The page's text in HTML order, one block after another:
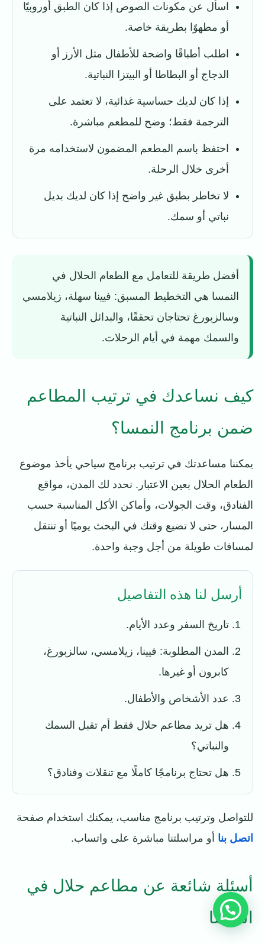
اسأل عن مكونات الصوص إذا كان الطبق أوروبيًا
أو مطهوًا بطريقة خاصة.
اطلب أطباقًا واضحة للأطفال مثل الأرز أو
الدجاج أو البطاطا أو البيتزا النباتية.
إذا كان لديك حساسية غذائية، لا تعتمد على
الترجمة فقط؛ وضح للمطعم مباشرة.
احتفظ باسم المطعم المضمون لاستخدامه مرة
أخرى خلال الرحلة.
لا تخاطر بطبق غير واضح إذا كان لديك بديل
نباتي أو سمك.
أفضل طريقة للتعامل مع الطعام الحلال في
النمسا هي التخطيط المسبق: فيينا سهلة، زيلامسي
وسالزبورغ تحتاجان تحققًا، والبدائل النباتية
والسمك مهمة في أيام الرحلات.
كيف نساعدك في ترتيب المطاعم
ضمن برنامج النمسا؟
يمكننا مساعدتك في ترتيب برنامج سياحي يأخذ موضوع
الطعام الحلال بعين الاعتبار. نحدد لك المدن، مواقع
الفنادق، وقت الجولات، وأماكن الأكل المناسبة حسب
المسار، حتى لا تضيع وقتك في البحث يوميًا أو تنتقل
لمسافات طويلة من أجل وجبة واحدة.
أرسل لنا هذه التفاصيل
تاريخ السفر وعدد الأيام.
المدن المطلوبة: فيينا، زيلامسي، سالزبورغ،
كابرون أو غيرها.
عدد الأشخاص والأطفال.
هل تريد مطاعم حلال فقط أم تقبل السمك
والنباتي؟
هل تحتاج برنامجًا كاملًا مع تنقلات وفنادق؟
للتواصل وترتيب برنامج مناسب، يمكنك استخدام صفحة
اتصل بنا أو مراسلتنا مباشرة على واتساب.
أسئلة شائعة عن مطاعم حلال في
النمسا